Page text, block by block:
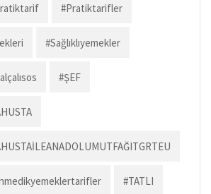
#pratiktarifler
#sağlıklıyemekler
#ŞEF
#TATLI